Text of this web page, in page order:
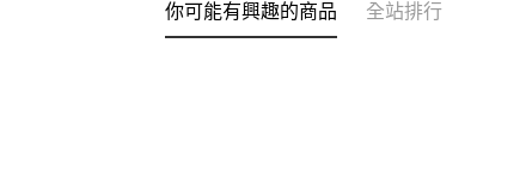
你可能有興趣的商品 全站排行